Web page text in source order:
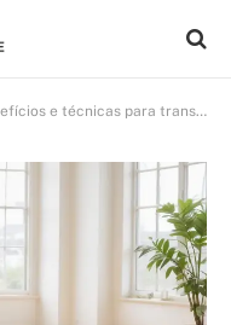
para transformar seu corpo hoje